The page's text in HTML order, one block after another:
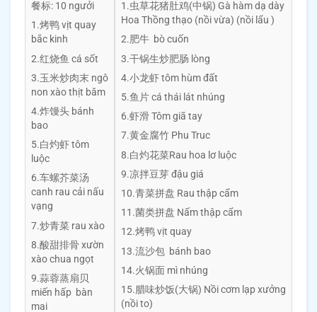
餐标: 10 ngưởi
1.烤鸭 vịt quay
bắc kinh
2.红烧鱼 cá sốt
3.玉米炒肉末 ngô
non xào thịt băm
4.炸馒头 bánh
bao
5.白灼虾 tôm
luộc
6.车螺芥菜汤
canh rau cải nấu
vạng
7.炒青菜 rau xào
8.酸甜排骨 xườn
xào chua ngọt
9.蒜蓉蒸扇贝
miến hấp bàn
mai
1.虫草花猪肚鸡(中锅) Gà hàm dạ dày
Hoa Thồng thạo (nồi vừa) (nồi lẩu )
2.肥牛 bò cuốn
3.干锅生炒肥肠 lòng
4.小龙虾 tôm hùm đất
5.鱼片 cá thái lát nhúng
6.虾滑 Tôm giã tay
7.黄金腐竹 Phu Truc
8.白灼花菜Rau hoa lơ luộc
9.凉拌豆芽 đậu giá
10.青菜拼盘 Rau thập cẩm
11.菌类拼盘 Nấm thập cẩm
12.烤鸭 vịt quay
13.流沙包 bánh bao
14.火锅面 mì nhúng
15.腊味炒饭(大锅) Nồi cơm lạp xưởng
(nồi to)